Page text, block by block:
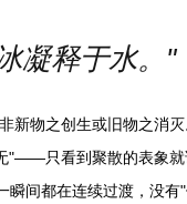
凝释于水。"
新物之创生或旧物之消
"——只看到聚散的表象就
间都在连续过渡，没有